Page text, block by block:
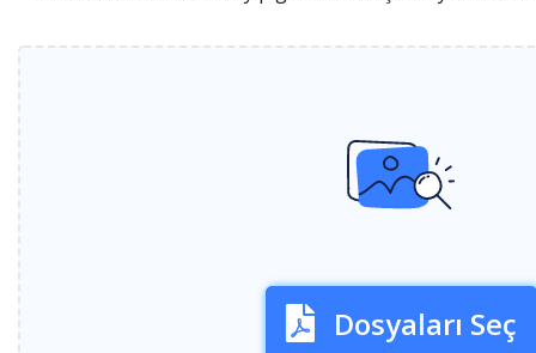
Dosyaları Seç